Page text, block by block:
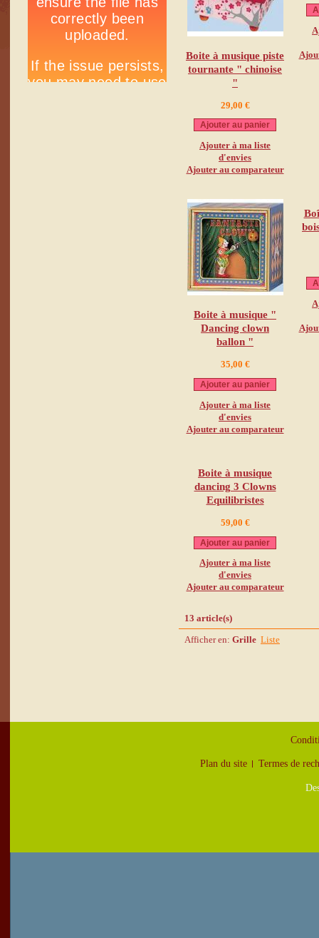
Boite à musique piste
tournante " chinoise
"
29,00 €
Ajouter au panier
Ajouter à ma liste
d'envies
Ajouter au comparateur
Boite à musique "
Dancing clown
ballon "
35,00 €
Ajouter au panier
Ajouter à ma liste
d'envies
Ajouter au comparateur
Boite à musique
dancing 3 Clowns
Equilibristes
59,00 €
Ajouter au panier
Ajouter à ma liste
d'envies
Ajouter au comparateur
13 article(s)
Afficher en: Grille Liste
Plan du site Termes de